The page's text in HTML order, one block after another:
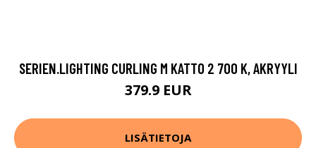
SERIEN.LIGHTING CURLING M KATTO 2 700 K, AKRYYLI
379.9 EUR
LISÄTIETOJA